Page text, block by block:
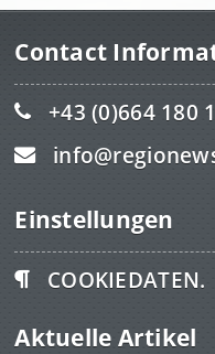
Contact
+43 (0)664 180
Einstellungen
COOKIEDATEN.
Aktuelle Artikel